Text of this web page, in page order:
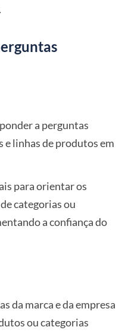
a perguntas
e linhas de produtos em
para orientar os
categorias ou
a confiança do
da marca e da empresa
ou categorias